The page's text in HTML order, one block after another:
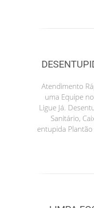
Atendimento
uma Equipe
Ligue Já.
Sanitário,
entupida